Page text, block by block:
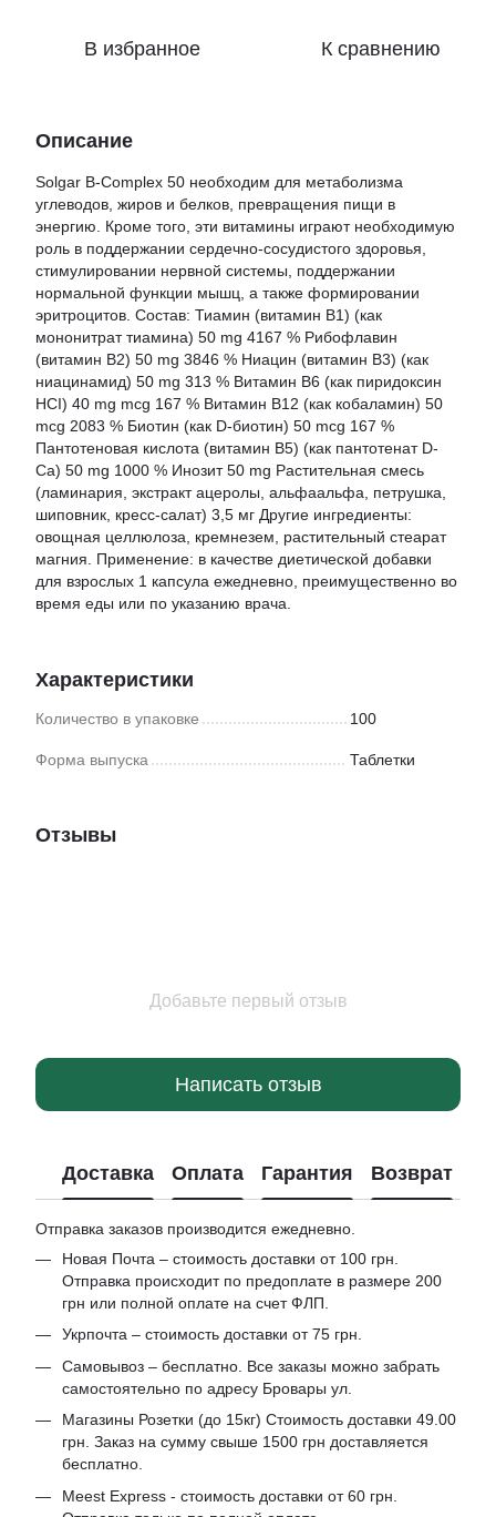
В избранное К сравнению
Описание
Solgar B-Complex 50 необходим для метаболизма
углеводов, жиров и белков, превращения пищи в
энергию. Кроме того, эти витамины играют необходимую
роль в поддержании сердечно-сосудистого здоровья,
стимулировании нервной системы, поддержании
нормальной функции мышц, а также формировании
эритроцитов. Состав: Тиамин (витамин B1) (как
мононитрат тиамина) 50 mg 4167 % Рибофлавин
(витамин B2) 50 mg 3846 % Ниацин (витамин B3) (как
ниацинамид) 50 mg 313 % Витамин B6 (как пиридоксин
HCI) 40 mg mcg 167 % Витамин B12 (как кобаламин) 50
mcg 2083 % Биотин (как D-биотин) 50 mcg 167 %
Пантотеновая кислота (витамин B5) (как пантотенат D-
Ca) 50 mg 1000 % Инозит 50 mg Растительная смесь
(ламинария, экстракт ацеролы, альфаальфа, петрушка,
шиповник, кресс-салат) 3,5 мг Другие ингредиенты:
овощная целлюлоза, кремнезем, растительный стеарат
магния. Применение: в качестве диетической добавки
для взрослых 1 капсула ежедневно, преимущественно во
время еды или по указанию врача.
Характеристики
Количество в упаковке 100
Форма выпуска Таблетки
Отзывы
Добавьте первый отзыв
Написать отзыв
Доставка Оплата Гарантия Возврат
Отправка заказов производится ежедневно.
Новая Почта – стоимость доставки от 100 грн.
Отправка происходит по предоплате в размере 200
грн или полной оплате на счет ФЛП.
Укрпочта – стоимость доставки от 75 грн.
Самовывоз – бесплатно. Все заказы можно забрать
самостоятельно по адресу Бровары ул.
Магазины Розетки (до 15кг) Стоимость доставки 49.00
грн. Заказ на сумму свыше 1500 грн доставляется
бесплатно.
Meest Express - стоимость доставки от 60 грн.